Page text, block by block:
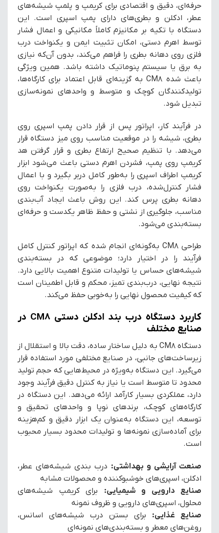
حرفه‌ای، دقیق و اقتصادی برای کریمپ و پلمپ شیشه‌های
عطر، ادکلن و بطری‌های دارای پمپ اسپری است. این
دستگاه با تکیه بر مکانیزم کاملاً مکانیکی و اعمال فشار
توسط اهرم دستی، امکان تثبیت ایمن و یکنواخت درب
فلزی روی دهانه بطری را فراهم می‌کند، بدون آن‌که نیازی
به برق یا سیستم پنوماتیک داشته باشد. همین ویژگی
باعث شده CM8 به گزینه‌ای قابل اعتماد برای کارگاه‌ها،
تولیدکنندگان کوچک و متوسط و واحدهای نمونه‌سازی
تبدیل شود.
در فرآیند کار، اپراتور پس از قرار دادن پمپ اسپری روی
بطری، شیشه را در موقعیت مناسب روی میز دستگاه قرار
می‌دهد. با تنظیم صحیح ارتفاع بطری و قرار گرفتن هد
کریمپ روی پمپ، فشردن اهرم دستی باعث می‌شود ابزار
کریمپ اطراف اسپری را به‌طور کامل دربر بگیرد و با اعمال
فشار کنترل‌شده، درب فلزی را به‌صورت یکنواخت روی
دهانه بطری پرس کند. این روش باعث ایجاد آب‌بندی
مناسب، جلوگیری از نشتی و حفظ ظاهر یکدست و حرفه‌ای
بسته‌بندی می‌شود.
طراحی CM8 به‌گونه‌ای انجام شده که اپراتور کنترل کامل
فرآیند را در اختیار دارد؛ موضوعی که در بسته‌بندی
شیشه‌های حساس یا تولیدات متنوع اهمیت بالایی دارد.
نتیجه نهایی، درب‌بندی تمیز، محکم و قابل اطمینان است
که کیفیت محصول نهایی را به‌خوبی حفظ می‌کند.
کاربرد دستگاه درب بند ادکلن دستی CM8 در
صنایع مختلف
دستگاه CM8 به دلیل ساختار ساده، دقت بالا و استقلال از
زیرساخت‌های جانبی، در صنایع مختلفی مورد استفاده قرار
می‌گیرد. این دستگاه به‌ویژه در محیط‌هایی که حجم تولید
محدود تا متوسط است یا نیاز به کنترل دقیق فرآیند وجود
دارد، عملکردی بسیار کارآمد ارائه می‌دهد. این دستگاه در
کارگاه‌های کوچک، برندهای نوپا و واحدهای تحقیق و
توسعه، این دستگاه به‌عنوان یک ابزار دقیق و کم‌هزینه
برای آماده‌سازی نمونه‌ها و تولیدات محدود بسیار محبوب
است.
صنعت آرایشی و بهداشتی: درب بندی شیشه‌های عطر،
ادکلن، اسپری‌های خوشبوکننده و محصولات مشابه
صنایع دارویی و شیمیایی: برای کریمپ شیشه‌های
محلول، اسپری‌های دارویی و ظروف نمونه
صنایع غذایی: برای بستن درب شیشه‌های اسانس،
روغن‌های معطر و بسته‌بندی‌های نمونه‌ای